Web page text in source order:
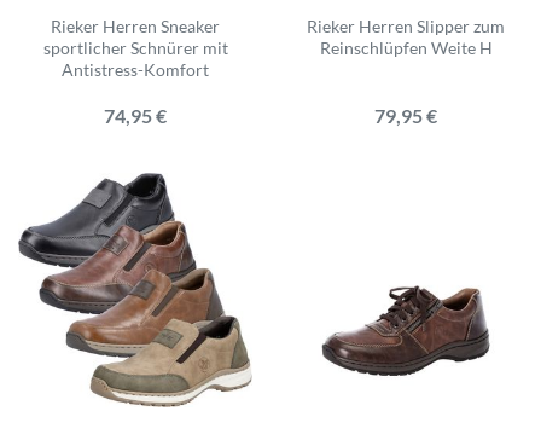
Rieker Herren Sneaker
sportlicher Schnürer mit
Antistress-Komfort
74,95 €
Rieker Herren Slipper zum
Reinschlüpfen Weite H
79,95 €